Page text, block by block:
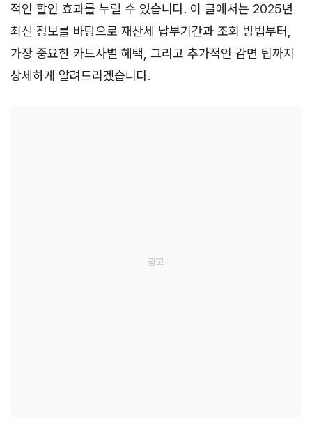
적인 할인 효과를 누릴 수 있습니다. 이 글에서는 2025년
최신 정보를 바탕으로 재산세 납부기간과 조회 방법부터,
가장 중요한 카드사별 혜택, 그리고 추가적인 감면 팁까지
상세하게 알려드리겠습니다.